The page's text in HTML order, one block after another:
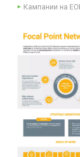
Кампании на